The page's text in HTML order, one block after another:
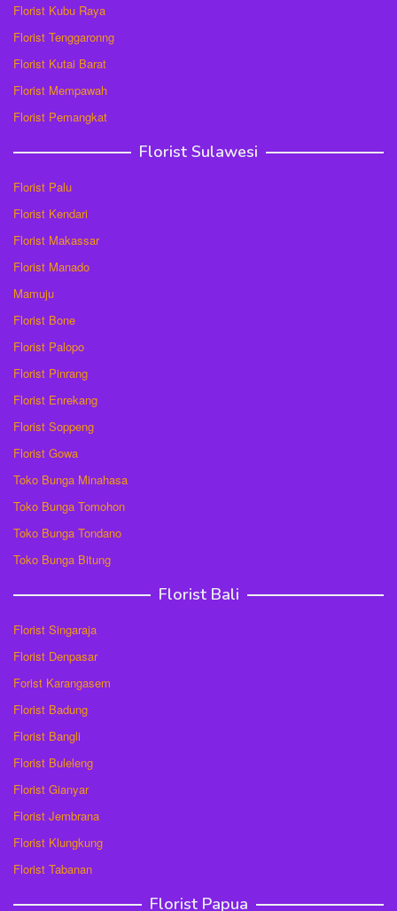
Florist Kubu Raya
Florist Tenggaronng
Florist Kutai Barat
Florist Mempawah
Florist Pemangkat
Florist Sulawesi
Florist Palu
Florist Kendari
Florist Makassar
Florist Manado
Mamuju
Florist Bone
Florist Palopo
Florist Pinrang
Florist Enrekang
Florist Soppeng
Florist Gowa
Toko Bunga Minahasa
Toko Bunga Tomohon
Toko Bunga Tondano
Toko Bunga Bitung
Florist Bali
Florist Singaraja
Florist Denpasar
Forist Karangasem
Florist Badung
Florist Bangli
Florist Buleleng
Florist Gianyar
Florist Jembrana
Florist Klungkung
Florist Tabanan
Florist Papua